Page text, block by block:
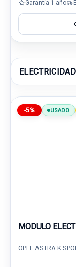
Garantía 1 año
ELECTRICIDAD
-5% USADO
MODULO
OPEL ASTRA K